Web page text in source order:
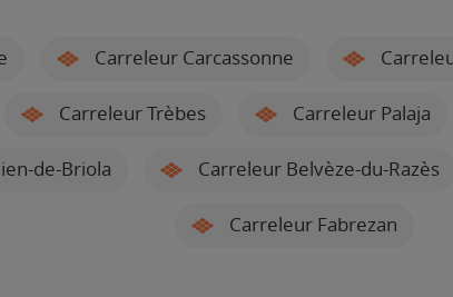
Carreleur Carcassonne
Carreleur Trèbes Carreleur Palaja
de-Briola Carreleur Belvèze-du-Razès
Carreleur Fabrezan